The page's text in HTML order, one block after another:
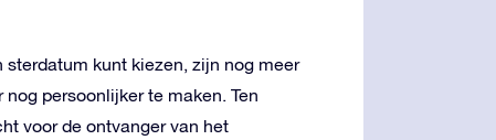
kunt kiezen, zijn nog meer
persoonlijker te maken. Ten
voor de ontvanger van het